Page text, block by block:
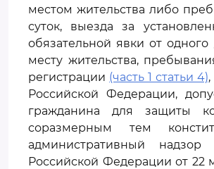
местом жительства либо
суток, выезда за
обязательной явки от
месту жительства,
регистрации (часть 1 статьи 4)
Российской Федерации,
гражданина для защиты
соразмерным тем
административный надзор
Российской Федерации от 22